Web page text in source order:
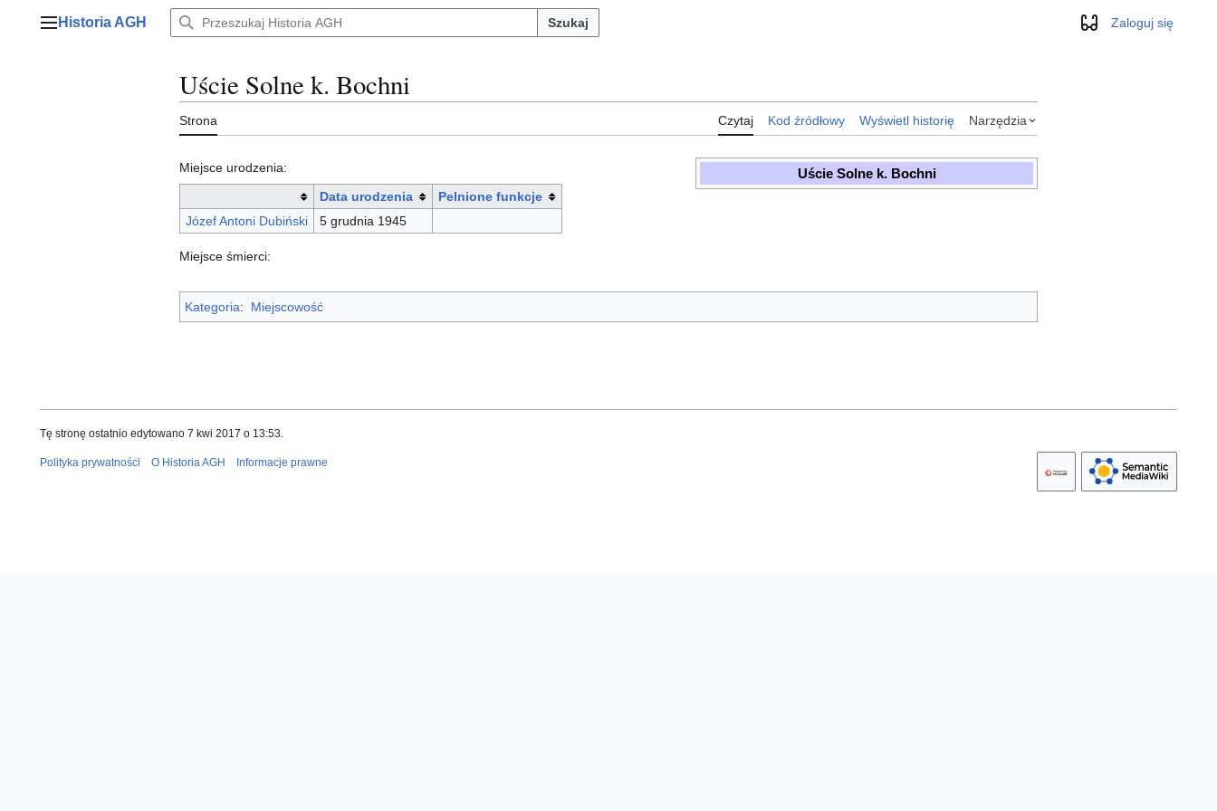
Menu główne
Historia AGH Szukaj WyglądZaloguj się
Uście Solne k. Bochni
Strona Czytaj Kod źródłowy Wyświetl historię Narzędzia
Uście Solne k. Bochni
Miejsce urodzenia:
Data urodzenia
Pelnione funkcje
Józef Antoni Dubiński
5 grudnia 1945
Miejsce śmierci:
Kategoria: Miejscowość
Tę stronę ostatnio edytowano 7 kwi 2017 o 13:53.
Polityka prywatności O Historia AGH Informacje prawne